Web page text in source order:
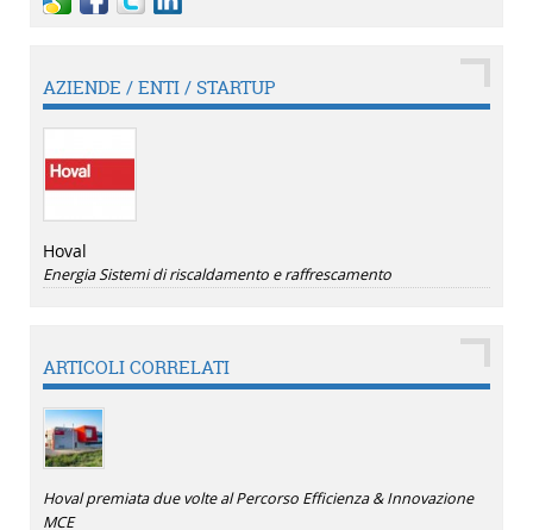
AZIENDE / ENTI / STARTUP
Hoval
EnergiaSistemi di riscaldamento e raffrescamento
ARTICOLI CORRELATI
Hoval premiata due volte al Percorso Efficienza & Innovazione
MCE